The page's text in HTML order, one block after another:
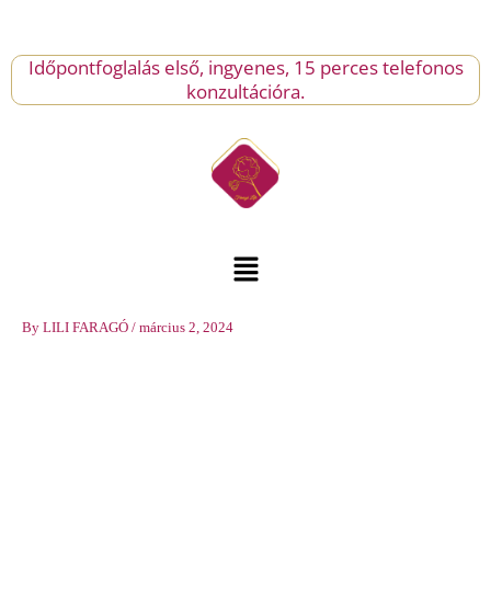
contentIdőpontfoglalás első, ingyenes, 15 perces telefonos
konzultációra.
Menu
By LILI FARAGÓ / március 2, 2024
Finom
mennyiség